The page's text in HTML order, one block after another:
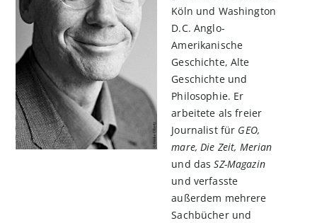
Köln und Washington
D.C. Anglo-
Amerikanische
Geschichte, Alte
Geschichte und
Philosophie. Er
arbeitete als freier
Journalist für GEO,
mare, Die Zeit, Merian
und dasSZ-Magazin
und verfasste
außerdem mehrere
Sachbücher und